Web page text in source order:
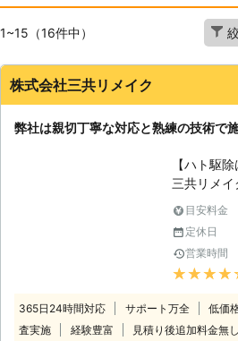
1~15（16件中）
株式会社三共リメイク
弊社は親切丁寧な対応と熟練の技術で
【ハト駆
三共リメイ
点を置き
ハト駆除
て、当社の
す。ハトに
際に依頼を
ご提案させ
もちろんの
目安料金
定休日
営業時間
365日24時間対応 サポート万全 低価
査実施
経験豊富 見積り後追加料金無し